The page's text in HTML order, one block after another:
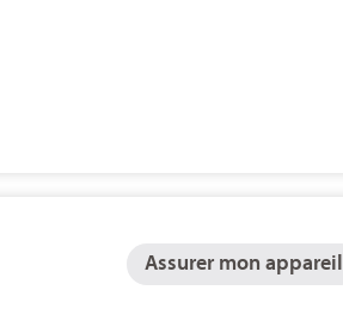
Assurer mon appareil